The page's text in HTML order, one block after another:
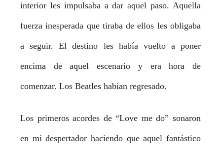
interior les impulsaba a dar aquel paso. Aquella
fuerza inesperada que tiraba de ellos les obligaba
a seguir. El destino les había vuelto a poner
encima de aquel escenario y era hora de
comenzar. Los Beatles habían regresado.
Los primeros acordes de “Love me do” sonaron
en mi despertador haciendo que aquel fantástico